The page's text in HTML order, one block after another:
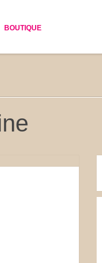
BOUTIQUE